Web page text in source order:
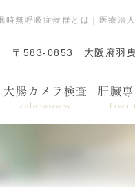
時無呼吸症候群とは｜医療法
〒583-0853 大阪府羽
大腸カメラ検査
colonoscopy
肝臓
Liver